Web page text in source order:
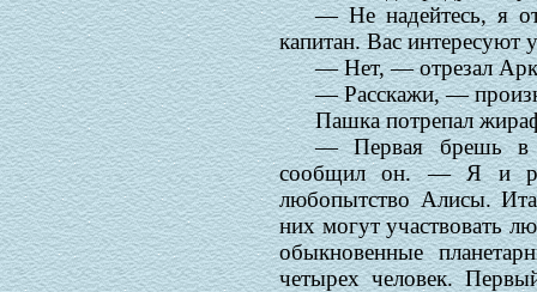
— Не надейтесь, я
капитан. Вас интересуют
— Нет, — отрезал
— Расскажи, —
Пашка потрепал
— Первая брешь в
сообщил он. — Я и
любопытство Алисы.
них могут участвовать
обыкновенные
четырех человек.